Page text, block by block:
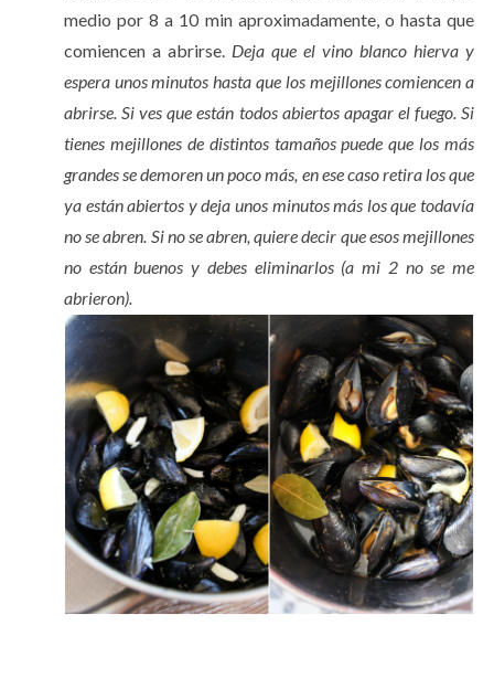
medio por 8 a 10 min aproximadamente, o hasta que
comiencen a abrirse. Deja que el vino blanco hierva y
espera unos minutos hasta que los mejillones comiencen a
abrirse. Si ves que están todos abiertos apagar el fuego. Si
tienes mejillones de distintos tamaños puede que los más
grandes se demoren un poco más, en ese caso retira los que
ya están abiertos y deja unos minutos más los que todavía
no se abren. Si no se abren, quiere decir que esos mejillones
no están buenos y debes eliminarlos (a mi 2 no se me
abrieron).